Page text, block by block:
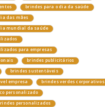
brindes para o dia da saúde
das mães
mundial da saúde
para empresas
brindes publicitários
brindes sustentáveis
empresa
brindes verdes corporativos
personalizado
personalizados